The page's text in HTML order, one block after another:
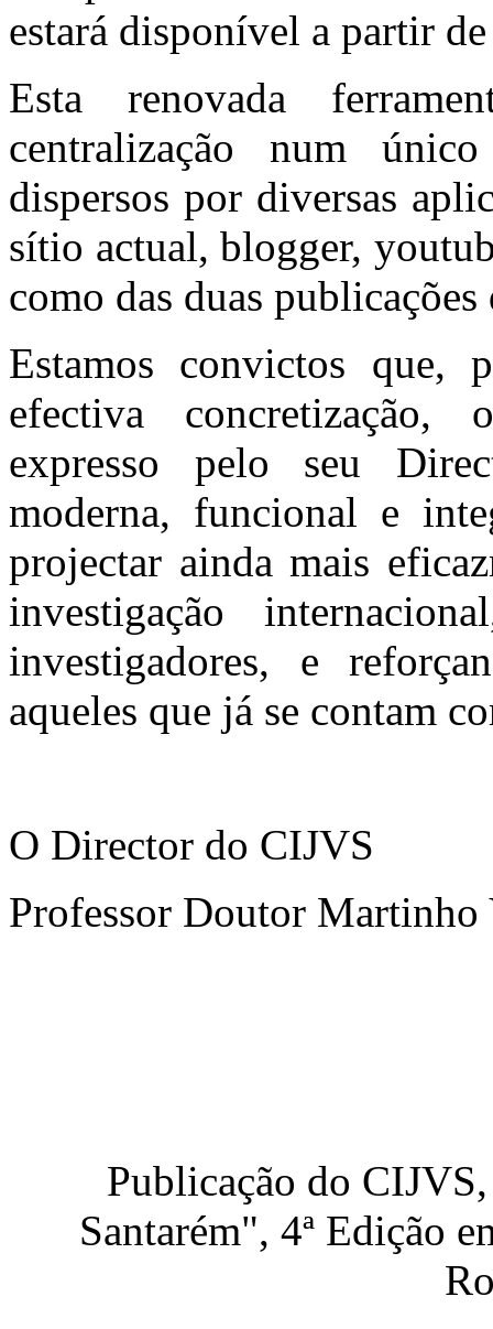
estará disponível a partir
Esta renovada
centralização num
dispersos por diversas
sítio actual, blogger,
como das duas publicações
Estamos convictos que,
efectiva concretização,
expresso pelo seu
moderna, funcional e
projectar ainda mais
investigação
investigadores, e
aqueles que já se contam
O Director do CIJVS
Professor Doutor Martinho
Publicação do
Santarém", 4ª Edição